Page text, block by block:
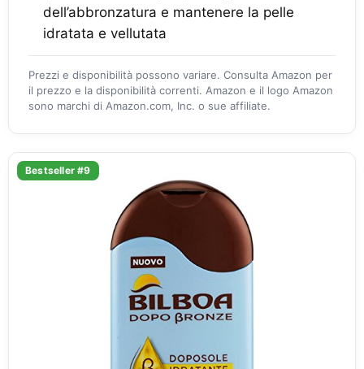
dell’abbronzatura e mantenere la pelle
idratata e vellutata
Prezzi e disponibilità possono variare. Consulta Amazon per
il prezzo e la disponibilità correnti. Amazon e il logo Amazon
sono marchi di Amazon.com, Inc. o sue affiliate.
Bestseller #9